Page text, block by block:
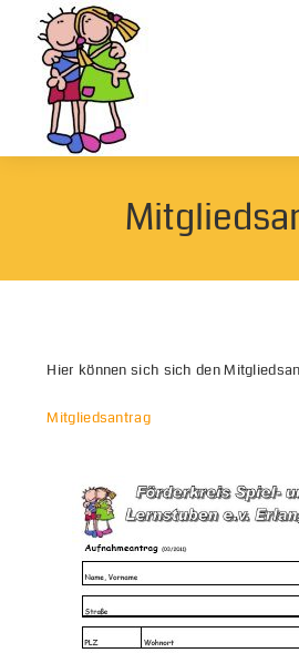
Hier können sich sich den
Mitgliedsantrag